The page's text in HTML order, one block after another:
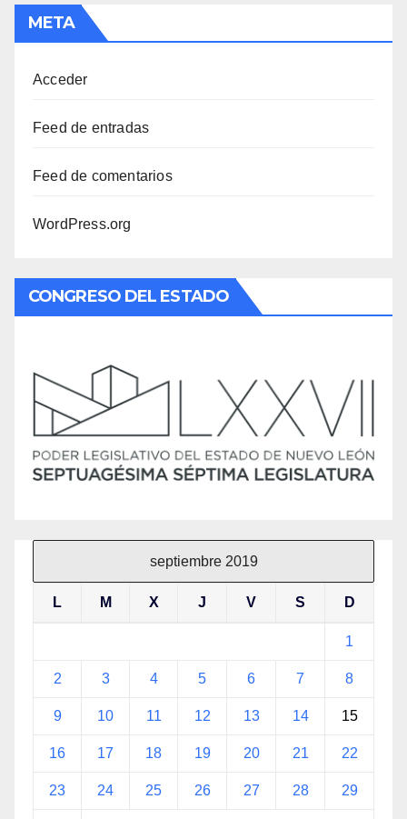
META
Acceder
Feed de entradas
Feed de comentarios
WordPress.org
CONGRESO DEL ESTADO
septiembre 2019
L M X J V S D
1
2 3 4 5 6 7 8
9 10 11 12 13 14 15
16 17 18 19 20 21 22
23 24 25 26 27 28 29